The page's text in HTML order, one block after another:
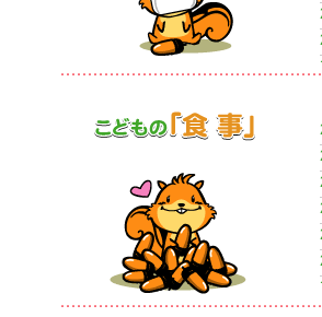
加工食品も減らしましょう。
⑤肥満はストップ
肥満のあるお子さんは、小学校時
特に女の子では、38kgを超える
起こし身長の伸びが止まります。
また肥満があると、思春期の伸
⑥寝る前の糖分は禁
血糖値が高いと成長ホルモンの分
寝る前には甘いお菓子や大食いは
夜食はチーズなどがおすすめ。